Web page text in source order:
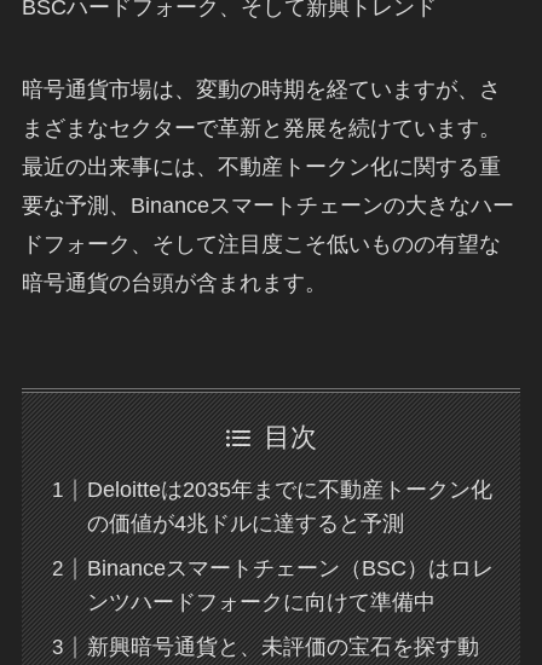
BSCハードフォーク、そして新興トレンド
暗号通貨市場は、変動の時期を経ていますが、さ
まざまなセクターで革新と発展を続けています。
最近の出来事には、不動産トークン化に関する重
要な予測、Binanceスマートチェーンの大きなハー
ドフォーク、そして注目度こそ低いものの有望な
暗号通貨の台頭が含まれます。
目次
Deloitteは2035年までに不動産トークン化
の価値が4兆ドルに達すると予測
Binanceスマートチェーン（BSC）はロレ
ンツハードフォークに向けて準備中
新興暗号通貨と、未評価の宝石を探す動